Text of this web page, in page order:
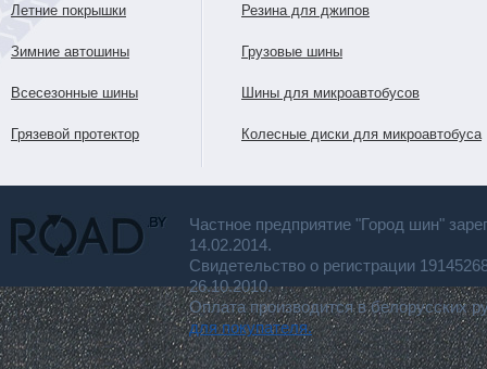
Летние покрышки
Зимние автошины
Всесезонные шины
Грязевой протектор
Резина для джипов
Грузовые шины
Шины для микроавтобусов
Колесные диски для микроавтобуса
Частное предприятие "Город шин"
14.02.2014.
Свидетельство о регистрации
26.10.2010.
Оплата производится в белорусских
для покупателя.